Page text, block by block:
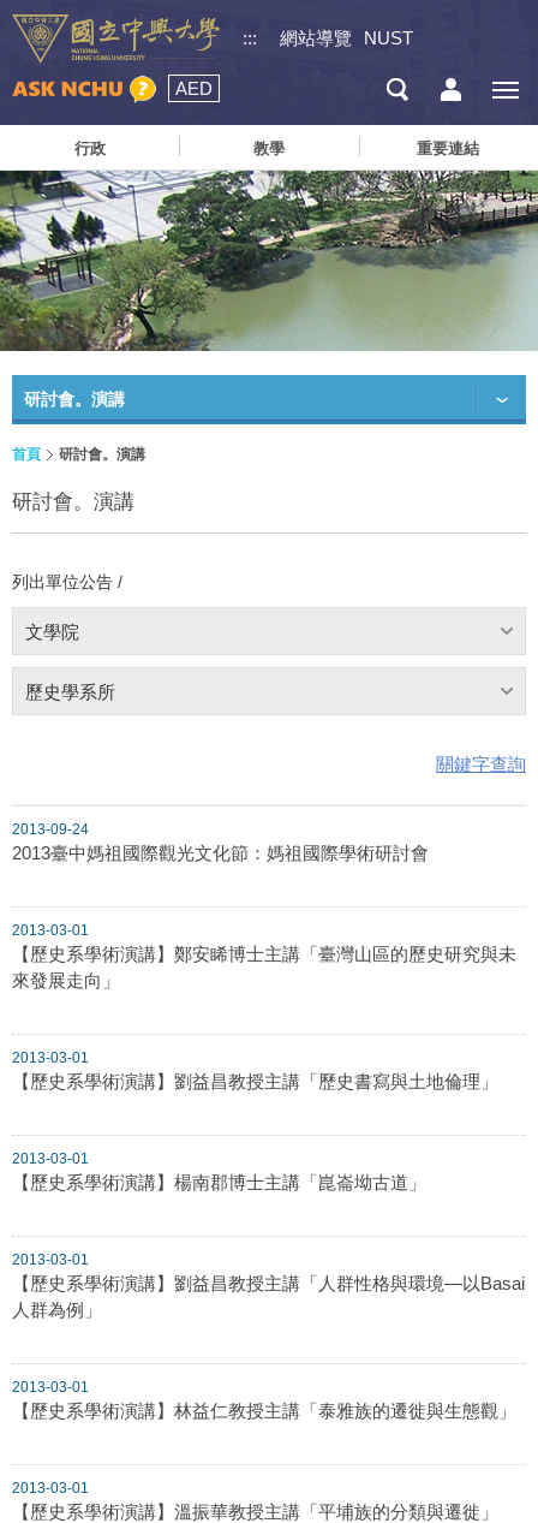
::: 網站導覽 NUST
AED
行政 教學 重要連結
研討會。演講
首頁 研討會。演講
研討會。演講
列出單位公告 /
文學院
歷史學系所
關鍵字查詢
2013-09-24
2013臺中媽祖國際觀光文化節：媽祖國際學術研討會
2013-03-01
【歷史系學術演講】鄭安睎博士主講「臺灣山區的歷史研究與未
來發展走向」
2013-03-01
【歷史系學術演講】劉益昌教授主講「歷史書寫與土地倫理」
2013-03-01
【歷史系學術演講】楊南郡博士主講「崑崙坳古道」
2013-03-01
【歷史系學術演講】劉益昌教授主講「人群性格與環境—以Basai
人群為例」
2013-03-01
【歷史系學術演講】林益仁教授主講「泰雅族的遷徙與生態觀」
2013-03-01
【歷史系學術演講】溫振華教授主講「平埔族的分類與遷徙」